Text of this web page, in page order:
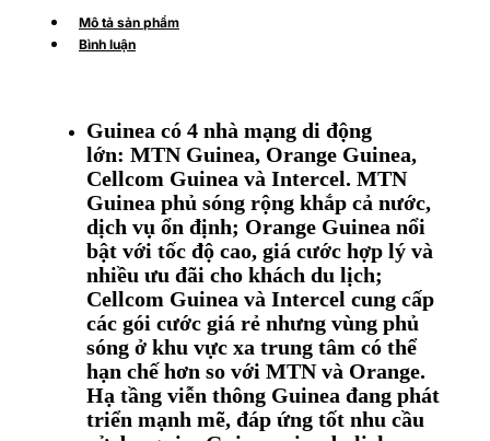
Mô tả sản phẩm
Bình luận
Guinea có 4 nhà mạng di động
lớn: MTN Guinea, Orange Guinea,
Cellcom Guinea và Intercel. MTN
Guinea phủ sóng rộng khắp cả nước,
dịch vụ ổn định; Orange Guinea nổi
bật với tốc độ cao, giá cước hợp lý và
nhiều ưu đãi cho khách du lịch;
Cellcom Guinea và Intercel cung cấp
các gói cước giá rẻ nhưng vùng phủ
sóng ở khu vực xa trung tâm có thể
hạn chế hơn so với MTN và Orange.
Hạ tầng viễn thông Guinea đang phát
triển mạnh mẽ, đáp ứng tốt nhu cầu